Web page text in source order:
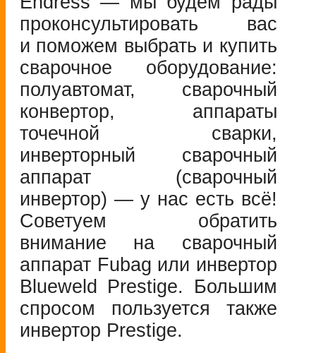
проконсультировать вас
и поможем выбрать и купить
сварочное оборудование:
полуавтомат, сварочный
конвертор, аппараты
точечной сварки,
инверторный сварочный
аппарат (сварочный
инвертор) — у нас есть всё!
Советуем обратить
внимание на сварочный
аппарат Fubag или инвертор
Blueweld Prestige. Большим
спросом пользуется также
инвертор Prestige.